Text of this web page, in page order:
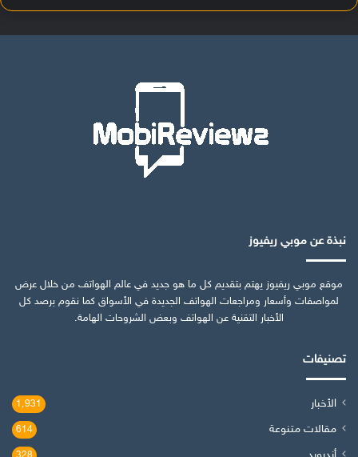
نبذة عن موبي ريفيوز
موقع موبي ريفيوز يهتم بتقديم كل ما هو جديد في عالم الهواتف من خلال عرض
لمواصفات وأسعار ومراجعات الهواتف الجديدة في الأسواق كما نقوم برصد كل
الأخبار التقنية عن الهواتف وبعض الشروحات الهامة.
تصنيفات
الأخبار 1٬931
مقالات متنوعة 614